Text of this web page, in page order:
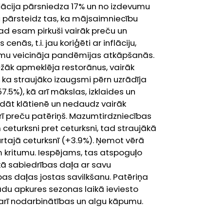
pārsniedza 17% un no izdevumu
tas, ka mājsaimniecību
esam pirkuši vairāk preču un
t.i. jau koriģēti ar inflāciju,
veicināja pandēmijas atkāpšanās.
apmeklēja restorānus, vairāk
straujāko izaugsmi pērn uzrādīja
kā arī mākslas, izklaides un
klātienē un nedaudz vairāk
patēriņš. Mazumtirdzniecības
pret ceturksni, tad straujākā
ceturksnī (+3.9%). Ņemot vērā
Iespējams, tas atspoguļo
sabiedrības daļa ar savu
daļas jostas savilkšanu. Patēriņa
apkures sezonas laikā ieviesto
nodarbinātības un algu kāpumu.